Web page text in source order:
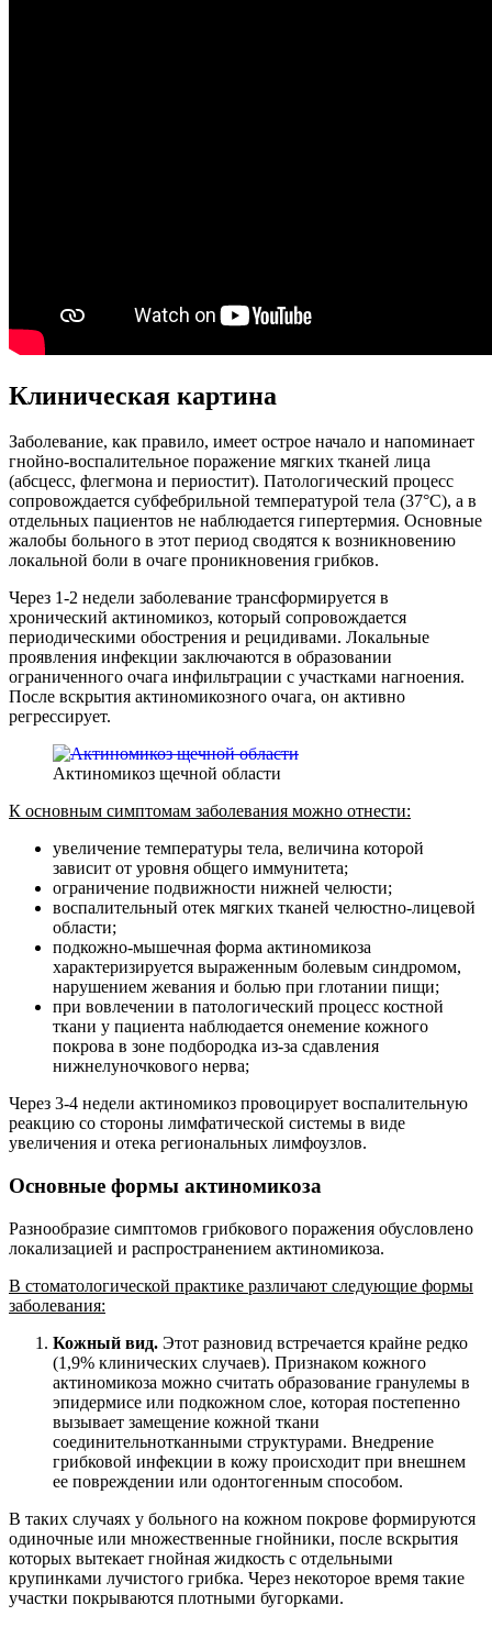
Клиническая картина
Заболевание, как правило, имеет острое начало и напоминает
гнойно-воспалительное поражение мягких тканей лица
(абсцесс, флегмона и периостит). Патологический процесс
сопровождается субфебрильной температурой тела (37°С), а в
отдельных пациентов не наблюдается гипертермия. Основные
жалобы больного в этот период сводятся к возникновению
локальной боли в очаге проникновения грибков.
Через 1-2 недели заболевание трансформируется в
хронический актиномикоз, который сопровождается
периодическими обострения и рецидивами. Локальные
проявления инфекции заключаются в образовании
ограниченного очага инфильтрации с участками нагноения.
После вскрытия актиномикозного очага, он активно
регрессирует.
Актиномикоз щечной области
К основным симптомам заболевания можно отнести:
увеличение температуры тела, величина которой
зависит от уровня общего иммунитета;
ограничение подвижности нижней челюсти;
воспалительный отек мягких тканей челюстно-лицевой
области;
подкожно-мышечная форма актиномикоза
характеризируется выраженным болевым синдромом,
нарушением жевания и болью при глотании пищи;
при вовлечении в патологический процесс костной
ткани у пациента наблюдается онемение кожного
покрова в зоне подбородка из-за сдавления
нижнелуночкового нерва;
Через 3-4 недели актиномикоз провоцирует воспалительную
реакцию со стороны лимфатической системы в виде
увеличения и отека региональных лимфоузлов.
Основные формы актиномикоза
Разнообразие симптомов грибкового поражения обусловлено
локализацией и распространением актиномикоза.
В стоматологической практике различают следующие формы
заболевания:
Кожный вид. Этот разновид встречается крайне редко
(1,9% клинических случаев). Признаком кожного
актиномикоза можно считать образование гранулемы в
эпидермисе или подкожном слое, которая постепенно
вызывает замещение кожной ткани
соединительнотканными структурами. Внедрение
грибковой инфекции в кожу происходит при внешнем
ее повреждении или одонтогенным способом.
В таких случаях у больного на кожном покрове формируются
одиночные или множественные гнойники, после вскрытия
которых вытекает гнойная жидкость с отдельными
крупинками лучистого грибка. Через некоторое время такие
участки покрываются плотными бугорками.